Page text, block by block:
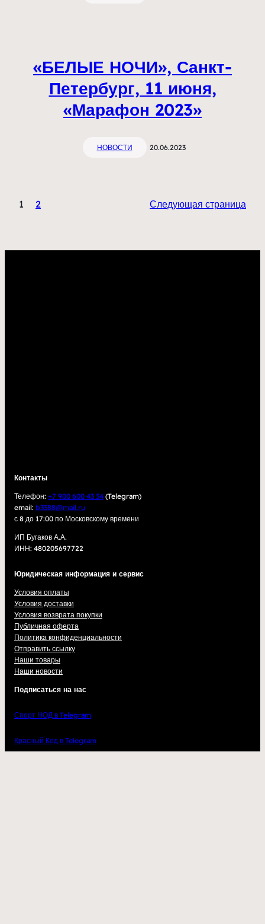
«БЕЛЫЕ НОЧИ», Санкт-
Петербург, 11 июня,
«Марафон 2023»
НОВОСТИ 20.06.2023
1 2 Следующая страница
Контакты
Телефон: +7 900 600 43 34 (Telegram)
email: b3388@mail.ru
с 8 до 17:00 по Московскому времени
ИП Бугаков А.А.
ИНН: 480205697722
Юридическая информация и сервис
Условия оплаты
Условия доставки
Условия возврата покупки
Публичная оферта
Политика конфиденциальности
Отправить ссылку
Наши товары
Наши новости
Подписаться на нас
Спорт НОД в Telegram
Красный Код в Telegram